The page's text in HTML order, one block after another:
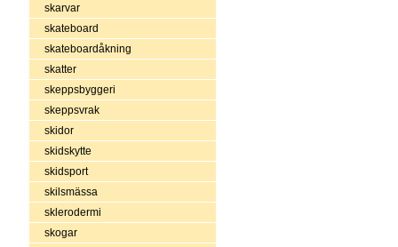
skarvar
skateboard
skateboardåkning
skatter
skeppsbyggeri
skeppsvrak
skidor
skidskytte
skidsport
skilsmässa
sklerodermi
skogar